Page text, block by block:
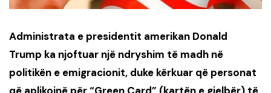
Administrata e presidentit amerikan Donald
Trump ka njoftuar një ndryshim të madh në
politikën e emigracionit, duke kërkuar që personat